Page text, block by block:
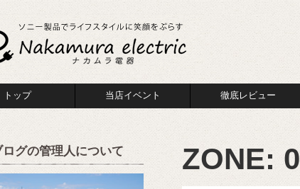
トップ 当店イベント 徹底レビュー
ZONE: 0
ログの管理人について